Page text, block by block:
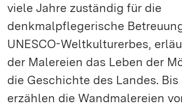
viele Jahre zuständig für die
denkmalpflegerische
UNESCO-Weltkulturerbes,
der Malereien das Leben der
die Geschichte des Landes. Bis
erzählen die Wandmalereien